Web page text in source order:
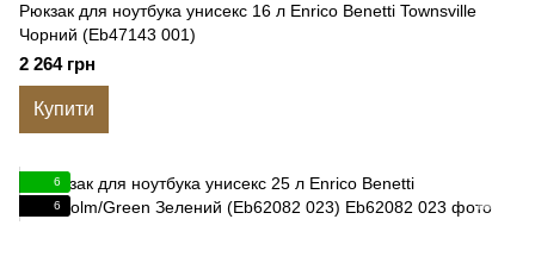
Рюкзак для ноутбука унисекс 16 л Enrico Benetti Townsville
Чорний (Eb47143 001)
2 264 грн
Купити
6
6